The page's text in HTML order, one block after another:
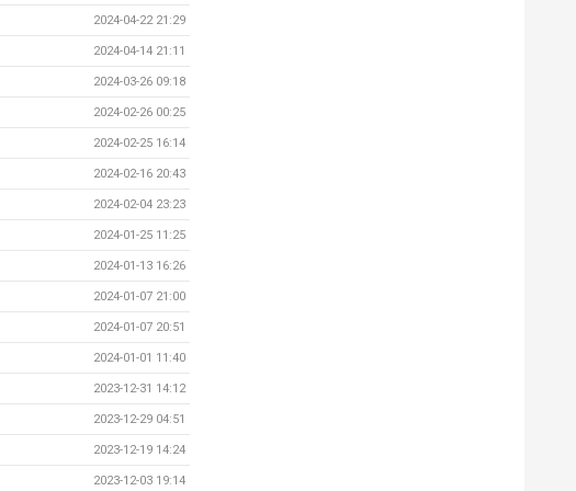
2024-04-22 21:29
2024-04-14 21:11
2024-03-26 09:18
2024-02-26 00:25
2024-02-25 16:14
2024-02-16 20:43
2024-02-04 23:23
2024-01-25 11:25
2024-01-13 16:26
2024-01-07 21:00
2024-01-07 20:51
2024-01-01 11:40
2023-12-31 14:12
2023-12-29 04:51
2023-12-19 14:24
2023-12-03 19:14